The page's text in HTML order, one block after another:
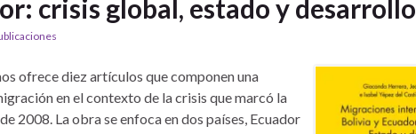
crisis global, estado y desarrollo
ofrece diez artículos que componen una
en el contexto de la crisis que marcó la
2008. La obra se enfoca en dos países, Ecuador